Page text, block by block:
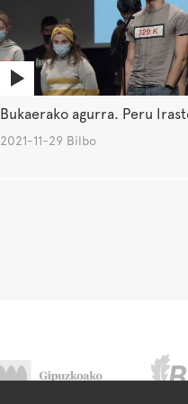
Bukaerako agurra. Peru
2021-11-29 Bilbo